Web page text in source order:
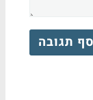
תגובה